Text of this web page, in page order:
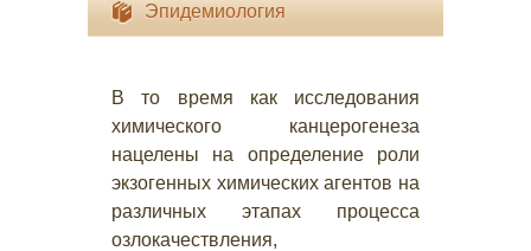
Эпидемиология
В то время как исследования
химического канцерогенеза
нацелены на определение роли
экзогенных химических агентов на
различных этапах процесса
озлокачествления,